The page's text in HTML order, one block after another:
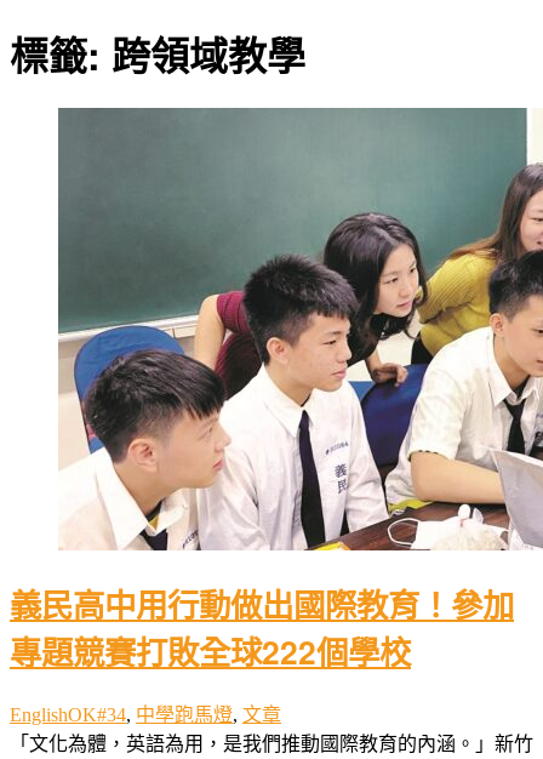
標籤: 跨領域教學
義民高中用行動做出國際教育！參加
專題競賽打敗全球222個學校
EnglishOK#34, 中學跑馬燈, 文章
「文化為體，英語為用，是我們推動國際教育的內涵。」新竹